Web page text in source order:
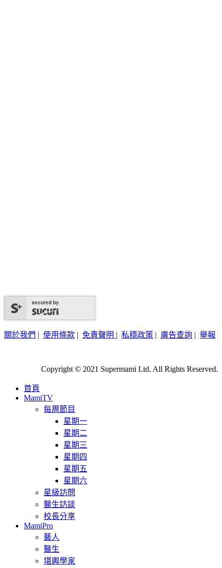
secured by
關於我們 | 使用條款 | 免責聲明 | 私穩政策 | 廣告查詢 | 舉報
Copyright © 2021 Supermami Ltd. All Rights Reserved.
首頁
MamiTV
每周節目
星期一
星期二
星期三
星期四
星期五
星期六
星級訪問
醫生訪談
校長分享
MamiPro
藝人
醫生
堪輿學家